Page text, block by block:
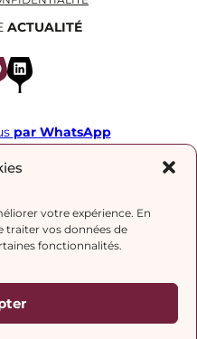
votre expérience. En
traiter vos données de
fonctionnalités.
ACTUALITÉ
LinkedIn
par WhatsApp